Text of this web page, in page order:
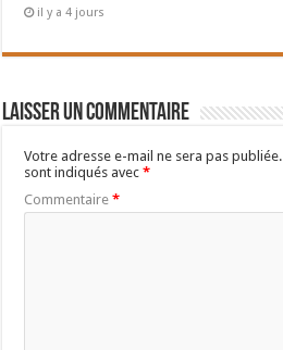
il y a 4 jours
Laisser un commentaire
Votre adresse e-mail ne sera pas publiée.
sont indiqués avec*
Commentaire*